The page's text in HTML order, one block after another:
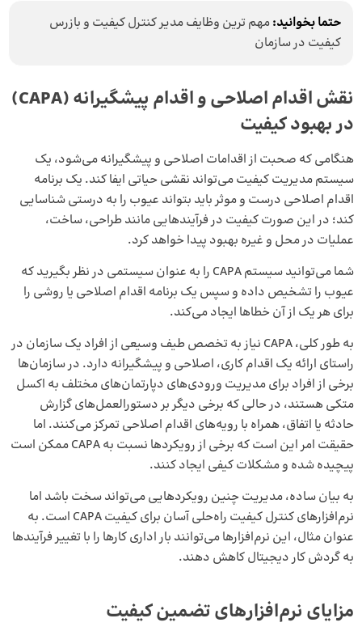
حتما بخوانید:مهم ترین وظایف مدیر کنترل کیفیت و بازرس
کیفیت در سازمان
نقش اقدام اصلاحی و اقدام پیشگیرانه (CAPA)
در بهبود کیفیت
هنگامی که صحبت از اقدامات اصلاحی و پیشگیرانه می‌شود، یک
سیستم مدیریت کیفیت می‌تواند نقشی حیاتی ایفا کند. یک برنامه
اقدام اصلاحی درست و موثر باید بتواند عیوب را به درستی شناسایی
کند؛ در این صورت کیفیت در فرآیندهایی مانند طراحی، ساخت،
عملیات در محل و غیره بهبود پیدا خواهد کرد.
شما می‌توانید سیستم CAPA را به عنوان سیستمی در نظر بگیرید که
عیوب را تشخیص داده و سپس یک برنامه اقدام اصلاحی یا روشی را
برای هر یک از آن خطاها ایجاد می‌کند.
به طور کلی، CAPA نیاز به تخصص طیف وسیعی از افراد یک سازمان در
راستای ارائه یک اقدام کاری، اصلاحی و پیشگیرانه دارد. در سازمان‌ها
برخی از افراد برای مدیریت ورودی‌های دپارتمان‌های مختلف به اکسل
متکی هستند، در حالی که برخی دیگر بر دستورالعمل‌های گزارش
حادثه یا اتفاق، همراه با رویه‌های اقدام اصلاحی تمرکز می‌کنند. اما
حقیقت امر این است که برخی از رویکردها نسبت به CAPA ممکن است
پیچیده شده و مشکلات کیفی ایجاد کنند.
به بیان ساده، مدیریت چنین رویکردهایی می‌تواند سخت باشد اما
نرم‌افزارهای کنترل کیفیت راه‌حلی آسان برای کیفیت CAPA است. به
عنوان مثال، این نرم‌افزارها می‌توانند بار اداری کارها را با تغییر فرآیندها
به گردش کار دیجیتال کاهش دهند.
مزایای نرم‌افزارهای تضمین کیفیت